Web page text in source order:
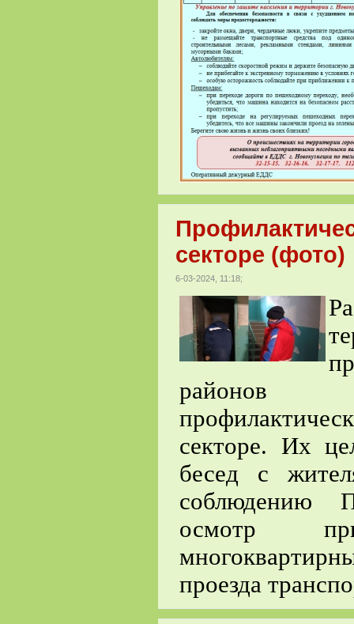
секторе (фото)
6-03-2024, 11:18;
районов
секторе. Их
бесед с
соблюдению
осмотр
проезда